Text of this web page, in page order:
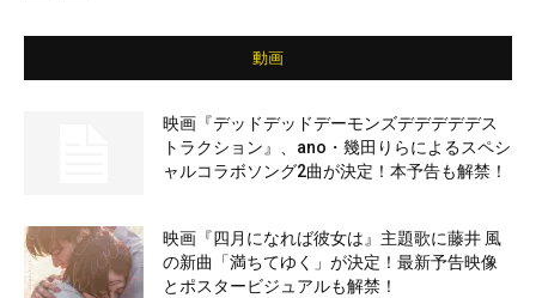
動画
映画『デッドデッドデーモンズデデデデデス
トラクション』、ano・幾田りらによるスペシ
ャルコラボソング2曲が決定！本予告も解禁！
映画『四月になれば彼女は』主題歌に藤井 風
の新曲「満ちてゆく」が決定！最新予告映像
とポスタービジュアルも解禁！